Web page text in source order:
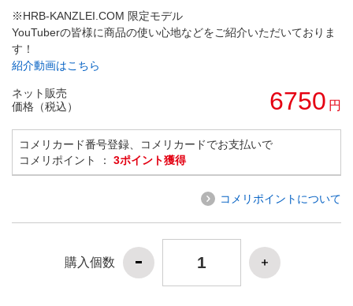
※HRB-KANZLEI.COM 限定モデル
YouTuberの皆様に商品の使い心地などをご紹介いただいておりま
す！
紹介動画はこちら
ネット販売
価格（税込）
6750 円
コメリカード番号登録、コメリカードでお支払いで
コメリポイント ： 3ポイント獲得
コメリポイントについて
購入個数